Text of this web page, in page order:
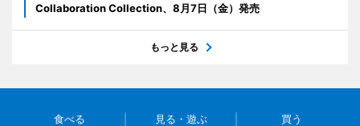
Collaboration Collection、8月7日（金）発売
もっと見る
食べる 見る・遊ぶ 買う